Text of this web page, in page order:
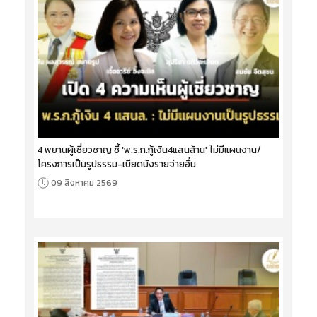
4 พยานผู้เชี่ยวชาญ ชี้ 'พ.ร.ก.กู้เงิน4แสนล้าน' ไม่มีแผนงาน/
โครงการเป็นรูปธรรม-เบียดบังรายจ่ายอื่น
09 สิงหาคม 2569